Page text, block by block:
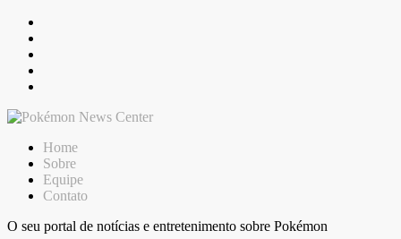
Skip
content
Home
Sobre
Equipe
Contato
O seu portal de notícias e entretenimento sobre Pokémon